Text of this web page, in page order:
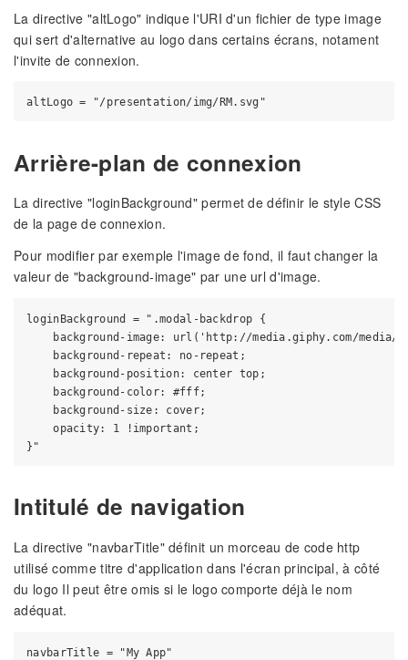
La directive "altLogo" indique l'URI d'un fichier de type image
qui sert d'alternative au logo dans certains écrans, notament
l'invite de connexion.
Arrière-plan de connexion
La directive "loginBackground" permet de définir le style CSS
de la page de connexion.
Pour modifier par exemple l'image de fond, il faut changer la
valeur de "background-image" par une url d'image.
loginBackground = ".modal-backdrop {
background-image: url('http://media.giphy.com/media/
    background-repeat: no-repeat;
    background-position: center top;
    background-color: #fff;
    background-size: cover;
    opacity: 1 !important;
Intitulé de navigation
La directive "navbarTitle" définit un morceau de code http
utilisé comme titre d'application dans l'écran principal, à côté
du logo Il peut être omis si le logo comporte déjà le nom
adéquat.